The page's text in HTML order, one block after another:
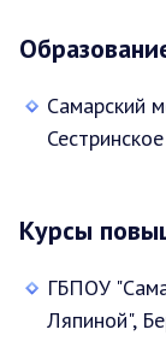
Самарский
Курсы
ГБПОУ
Ляпиной",